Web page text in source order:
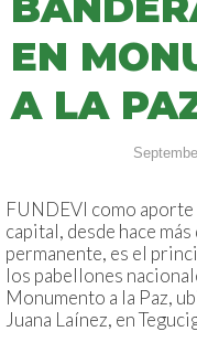
EN
A LA
FUNDEVI como aporte
capital, desde hace
permanente, es el
los pabellones
Monumento a la Paz,
Juana Laínez, en